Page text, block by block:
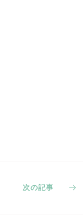
次の記事